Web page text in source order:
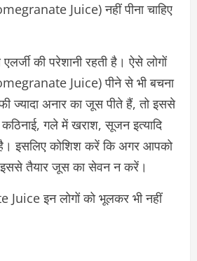
Juice) नहीं पीना चाहिए
की परेशानी रहती है। ऐसे लोगों
Juice) पीने से भी बचना
ज्यादा अनार का जूस पीते हैं, तो इससे
गले में खराश, सूजन इत्यादि
इसलिए कोशिश करें कि अगर आपको
इससे तैयार जूस का सेवन न करें।